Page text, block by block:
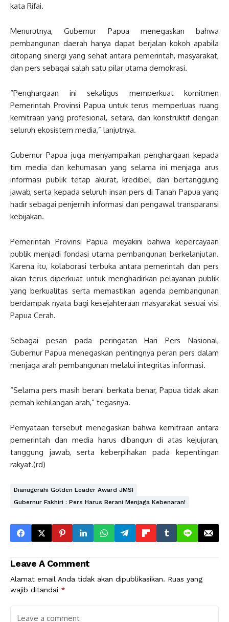
kata Rifai.
Menurutnya, Gubernur Papua menegaskan bahwa
pembangunan daerah hanya dapat berjalan kokoh apabila
ditopang sinergi yang sehat antara pemerintah, masyarakat,
dan pers sebagai salah satu pilar utama demokrasi.
“Penghargaan ini sekaligus memperkuat komitmen
Pemerintah Provinsi Papua untuk terus memperluas ruang
kemitraan yang profesional, setara, dan konstruktif dengan
seluruh ekosistem media,” lanjutnya.
Gubernur Papua juga menyampaikan penghargaan kepada
tim media dan kehumasan yang selama ini menjaga arus
informasi publik tetap akurat, kredibel, dan bertanggung
jawab, serta kepada seluruh insan pers di Tanah Papua yang
hadir sebagai penjernih informasi dan pengawal transparansi
kebijakan.
Pemerintah Provinsi Papua meyakini bahwa kepercayaan
publik menjadi fondasi utama pembangunan berkelanjutan.
Karena itu, kolaborasi terbuka antara pemerintah dan pers
akan terus diperkuat untuk menghadirkan pelayanan publik
yang berkualitas serta memastikan agenda pembangunan
berdampak nyata bagi kesejahteraan masyarakat sesuai visi
Papua Cerah.
Sebagai pesan pada peringatan Hari Pers Nasional,
Gubernur Papua menegaskan pentingnya peran pers dalam
menjaga arah pembangunan melalui integritas informasi.
“Selama pers masih berani berkata benar, Papua tidak akan
pernah kehilangan arah,” tegasnya.
Pernyataan tersebut menegaskan bahwa kemitraan antara
pemerintah dan media harus dibangun di atas kejujuran,
tanggung jawab, serta keberpihakan pada kepentingan
rakyat.(rd)
Dianugerahi Golden Leader Award JMSI
Gubernur Fakhiri : Pers Harus Berani Menjaga Kebenaran!
Leave A Comment
Alamat email Anda tidak akan dipublikasikan. Ruas yang
wajib ditandai *